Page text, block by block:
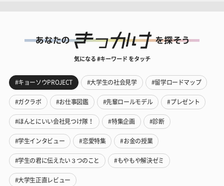
気になる #キーワード をタッチ
#キョーソウPROJECT #大学生の社会見学 #留学ロードマップ
#ガクラボ #お仕事図鑑 #先輩ロールモデル #プレゼント
#ほんとにいい会社見つけ隊！ #特集企画 #診断
#学生インタビュー #恋愛特集 #お金の授業
#学生の君に伝えたい３つのこと #もやもや解決ゼミ
#大学生正直レビュー